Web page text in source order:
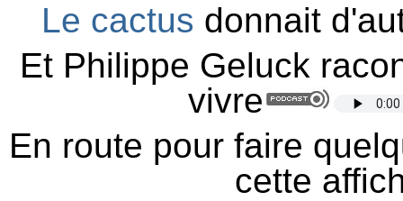
Le cactus donnait
Et Philippe Geluck
vivre
En route pour faire
cette